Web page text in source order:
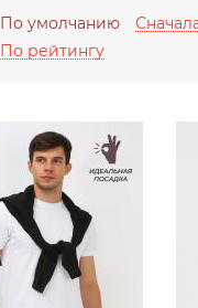
По умолчанию
По рейтингу